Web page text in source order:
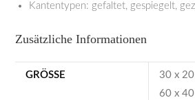
Kantentypen: gefaltet, gespiegelt,
Zusätzliche Informationen
GRÖSSE
30 x
60 x